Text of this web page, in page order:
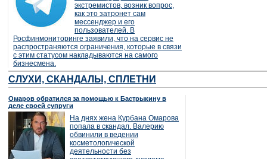
экстремистов, возник вопрос,
как это затронет сам
мессенджер и его
пользователей. В
Росфинмониторинге заявили, что на сервис не
распространяются ограничения, которые в связи
с этим статусом накладываются на самого
бизнесмена.
СЛУХИ, СКАНДАЛЫ, СПЛЕТНИ
Омаров обратился за помощью к Бастрыкину в
деле своей супруги
На днях жена Курбана Омарова
попала в скандал. Валерию
обвинили в ведении
косметологической
деятельности без